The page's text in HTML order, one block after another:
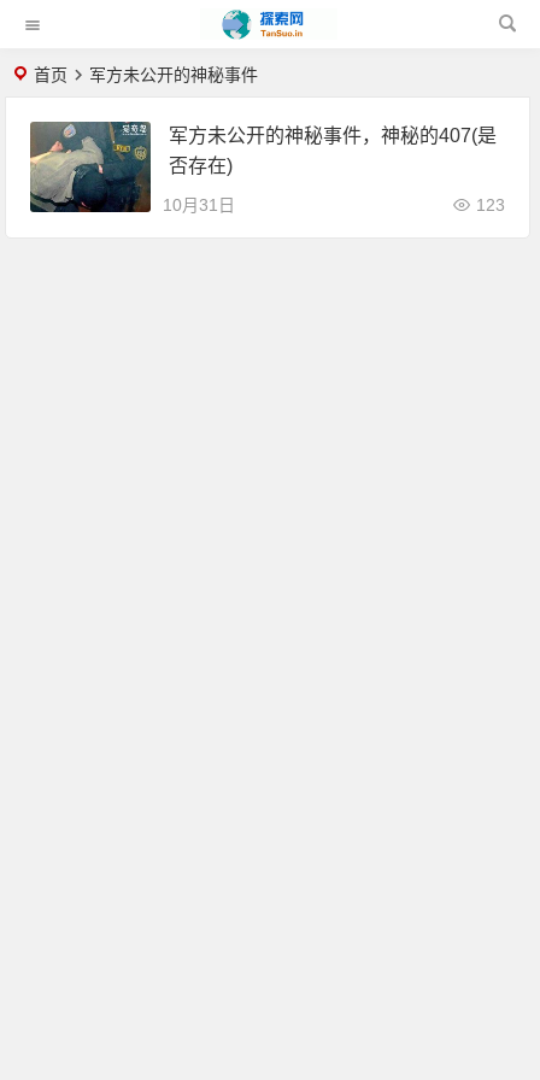
首页 军方未公开的神秘事件
军方未公开的神秘事件，神秘的407(是
否存在)
10月31日 123